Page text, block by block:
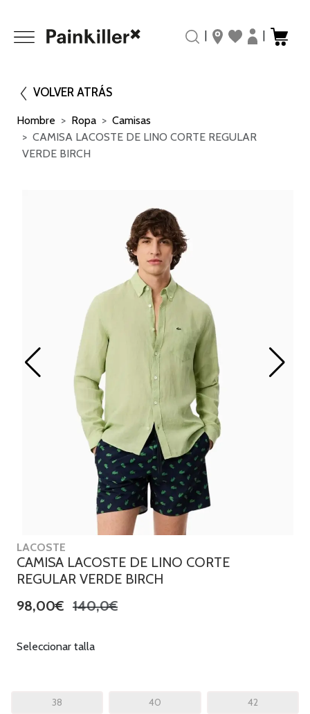
VOLVER ATRÁS
Hombre Ropa
Camisas
CAMISA LACOSTE DE LINO CORTE REGULAR
VERDE BIRCH
LACOSTE
CAMISA LACOSTE DE LINO CORTE
REGULAR VERDE BIRCH
98,00€ 140,0€
Seleccionar talla
38 40 42